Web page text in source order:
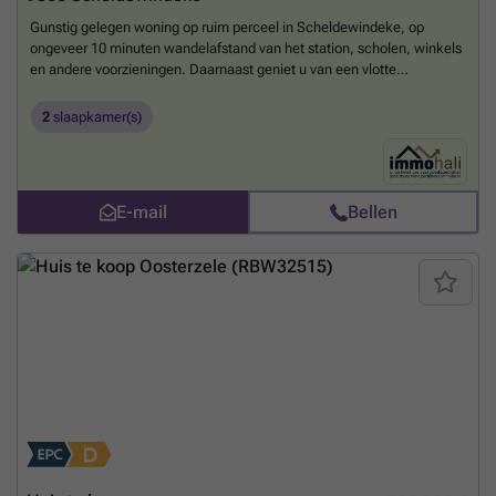
Gunstig gelegen woning op ruim perceel in Scheldewindeke, op
ongeveer 10 minuten wandelafstand van het station, scholen, winkels
en andere voorzieningen. Daarnaast geniet u van een vlotte
minuten). De woning werd reeds deels vernieuwd: de plafonds zijn
en conform, en zowel de keuken als de badkamer zijn recent.
Daarnaast werden delen van het schrijnwerk reeds vervangen.
Indeling gelijkvloers: inkomhal, gastentoilet, woonkamer met open
keuken en een praktische bijkeuken.
Meer weten?
2 slaapkamer(s)
E-mail Bellen